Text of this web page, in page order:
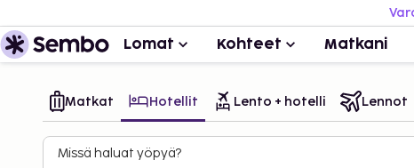
Lomat Kohteet Matkani
Matkat Hotellit Lento + hotelli Lennot
Missä haluat yöpyä?